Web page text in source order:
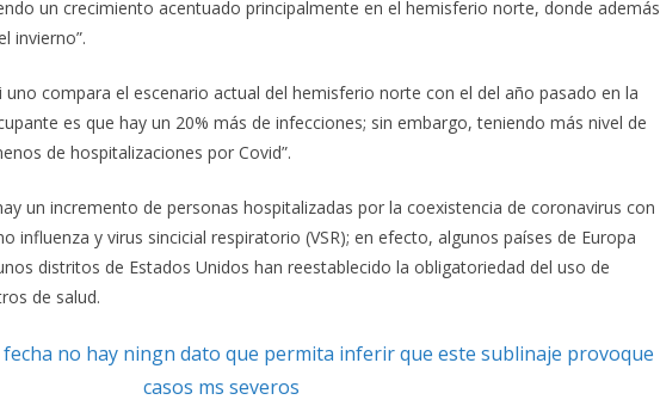
un crecimiento acentuado principalmente en el hemisferio norte, donde además
invierno”.
uno compara el escenario actual del hemisferio norte con el del año pasado en la
es que hay un 20% más de infecciones; sin embargo, teniendo más nivel de
de hospitalizaciones por Covid”.
un incremento de personas hospitalizadas por la coexistencia de coronavirus con
influenza y virus sincicial respiratorio (VSR); en efecto, algunos países de Europa
distritos de Estados Unidos han reestablecido la obligatoriedad del uso de
de salud.